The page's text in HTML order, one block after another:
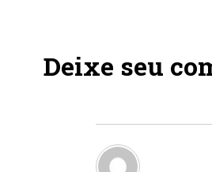
Deixe seu